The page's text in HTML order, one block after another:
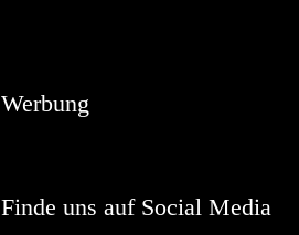
Werbung
Finde uns auf Social Media